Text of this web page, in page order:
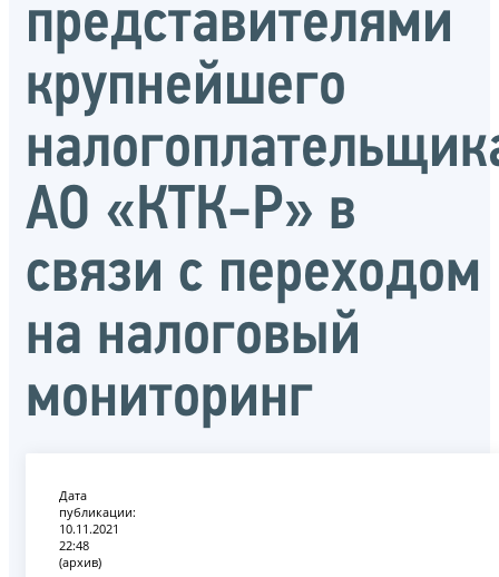
представителями
крупнейшего
АО «КТК-Р» в
связи с переходом
на налоговый
мониторинг
Дата
публикации:
10.11.2021
22:48
(архив)